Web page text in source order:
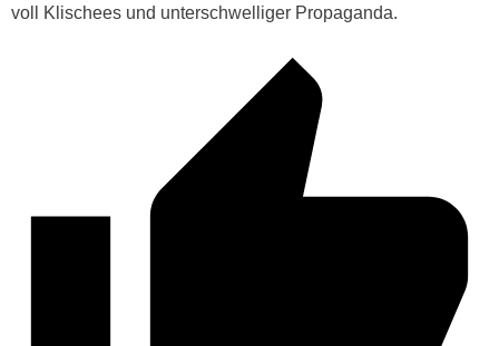
voll Klischees und unterschwelliger Propaganda.